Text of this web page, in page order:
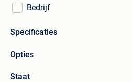
Bedrijf
Specificaties
Opties
Staat